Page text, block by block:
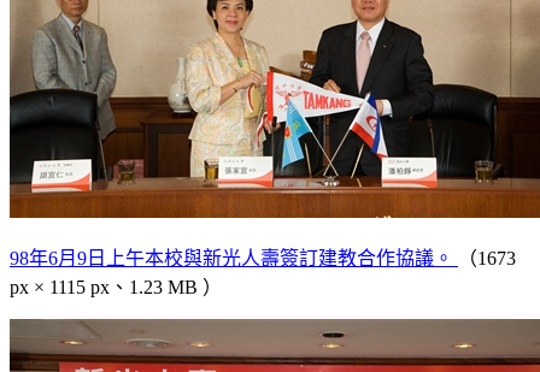
98年6月9日上午本校與新光人壽簽訂建教合作協議。
（1673
px × 1115 px、1.23 MB ）